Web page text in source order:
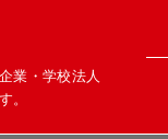
業・学校法人
。